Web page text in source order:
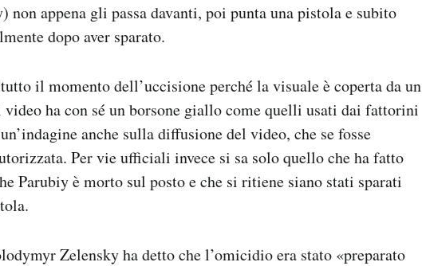
non appena gli passa davanti, poi punta una pistola e subito
dopo aver sparato.
il momento dell’uccisione perché la visuale è coperta da un
video ha con sé un borsone giallo come quelli usati dai fattorini
anche sulla diffusione del video, che se fosse
Per vie ufficiali invece si sa solo quello che ha fatto
Parubiy è morto sul posto e che si ritiene siano stati sparati
Zelensky ha detto che l’omicidio era stato «preparato